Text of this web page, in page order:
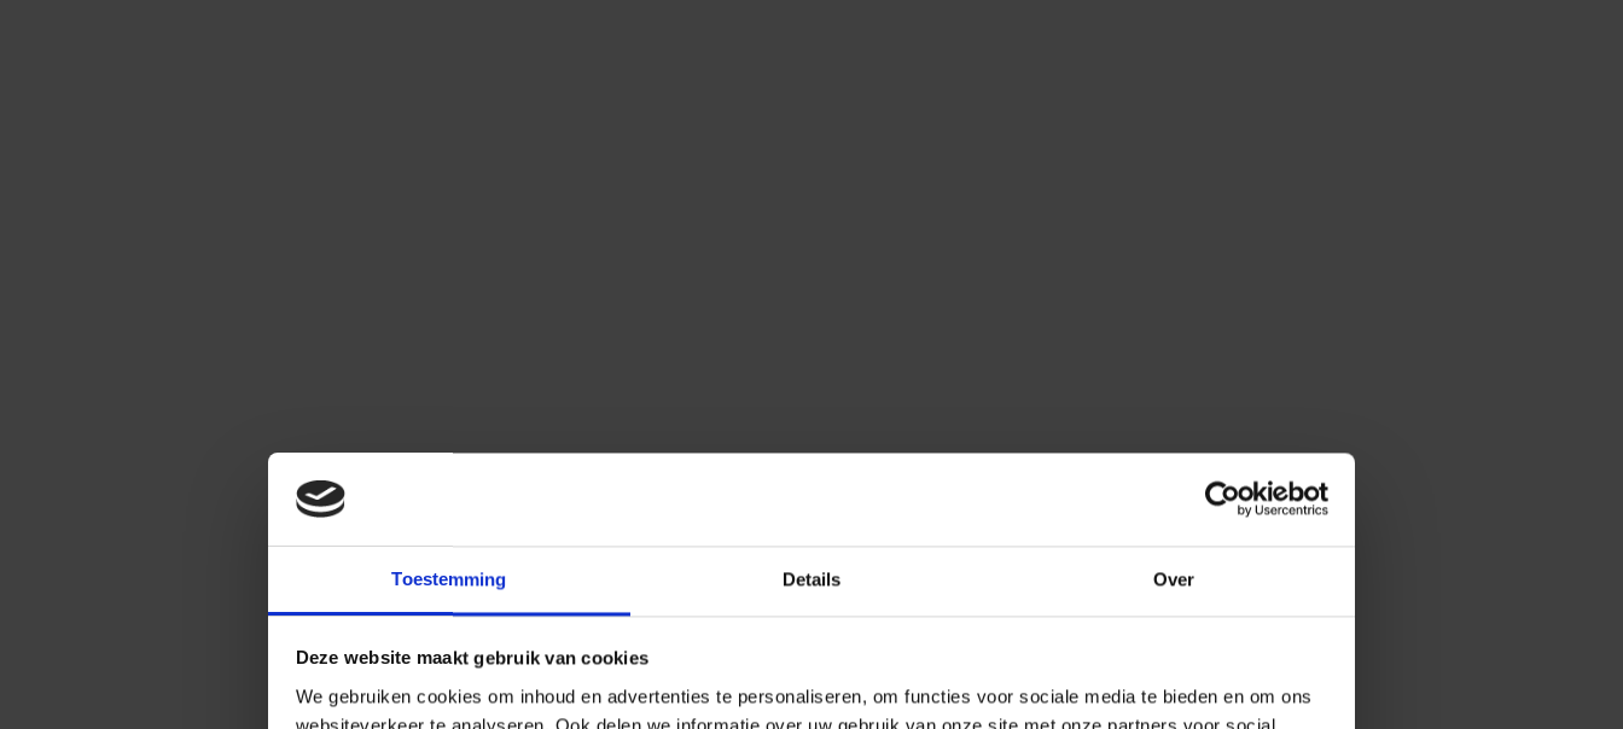
Toestemming Details Over
Deze website maakt gebruik van cookies
We gebruiken cookies om inhoud en advertenties te personaliseren, om functies voor sociale media te bieden en om ons